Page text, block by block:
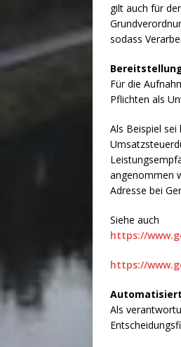
gilt auch für
sodass
Für die
Pflichten als
Als Beispiel
angenommen
Adresse bei
Siehe auch
https://
https://
Als